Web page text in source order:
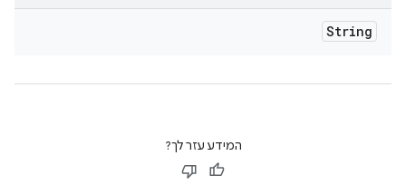
String
המידע עזר לך?